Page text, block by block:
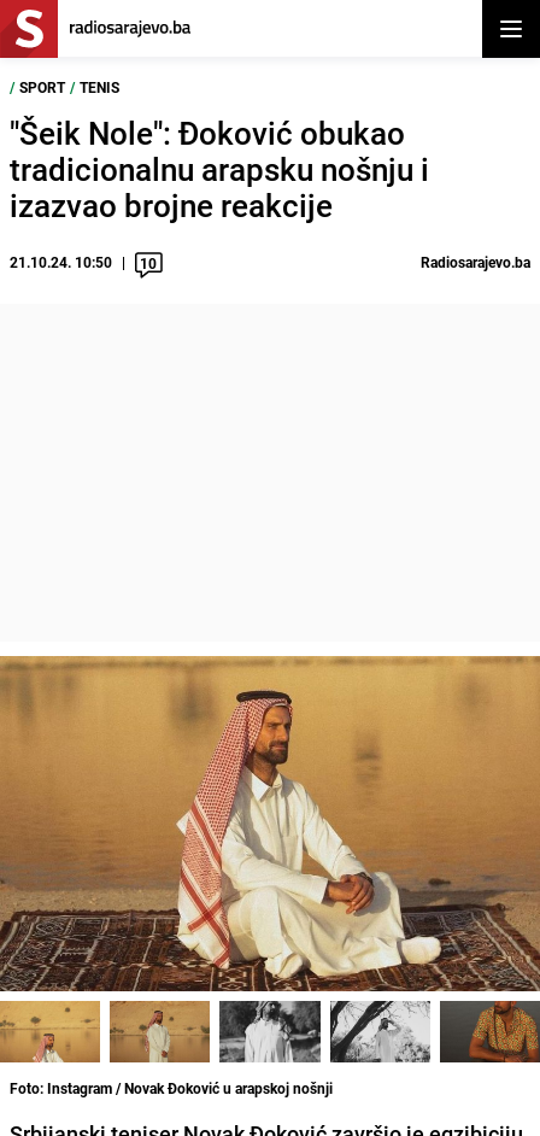
/ SPORT / TENIS
"Šeik Nole": Đoković obukao
tradicionalnu arapsku nošnju i
izazvao brojne reakcije
21.10.24. 10:50 10 Radiosarajevo.ba
Foto: Instagram / Novak Đoković u arapskoj nošnji